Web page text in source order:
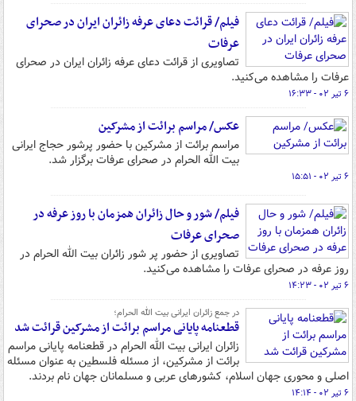
فیلم/ قرائت دعای عرفه زائران ایران در صحرای
عرفات
تصاویری از قرائت دعای عرفه زائران ایران در صحرای
عرفات را مشاهده می‌کنید.
۶ تیر ۰۲ - ۱۶:۳۳
عکس/ مراسم برائت از مشرکین
مراسم برائت از مشرکین با حضور پرشور حجاج ایرانی
بیت الله الحرام در صحرای عرفات برگزار شد.
۶ تیر ۰۲ - ۱۵:۵۱
فیلم/ شور و حال زائران همزمان با روز عرفه در
صحرای عرفات
تصاویری از حضور پر شور زائران بیت الله الحرام در
روز عرفه در صحرای عرفات را مشاهده می‌کنید.
۶ تیر ۰۲ - ۱۴:۲۳
در جمع زائران ایرانی بیت الله الحرام؛
قطعنامه پایانی مراسم برائت از مشرکین قرائت شد
زائران ایرانی بیت الله الحرام در قطعنامه پایانی مراسم
برائت از مشرکین، از مسئله فلسطین به عنوان مسئله
اصلی و محوری جهان اسلام، کشورهای عربی و مسلمانان جهان نام بردند.
۶ تیر ۰۲ - ۱۴:۱۴